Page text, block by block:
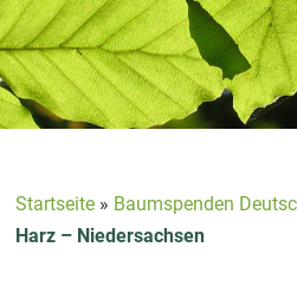
Startseite » Baumspenden
Harz – Niedersachsen